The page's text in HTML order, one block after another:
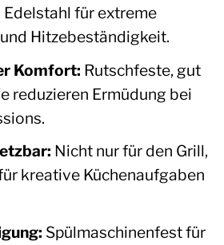
für extreme
Hitzebeständigkeit.
Komfort: Rutschfeste, gut
reduzieren Ermüdung bei
Nicht nur für den Grill,
kreative Küchenaufgaben
Spülmaschinenfest für